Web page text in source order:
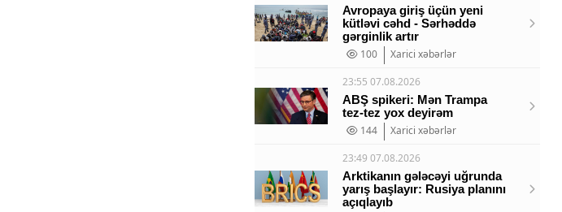
Avropaya giriş üçün yeni
kütləvi cəhd - Sərhəddə
gərginlik artır
100
Xarici xəbərlər
23:55 07.08.2026
ABŞ spikeri: Mən Trampa
tez-tez yox deyirəm
144
Xarici xəbərlər
23:49 07.08.2026
Arktikanın gələcəyi uğrunda
yarış başlayır: Rusiya planını
açıqlayıb